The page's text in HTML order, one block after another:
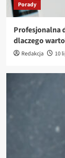
Porady
Profesjonalna
dlaczego
Redakcja 10